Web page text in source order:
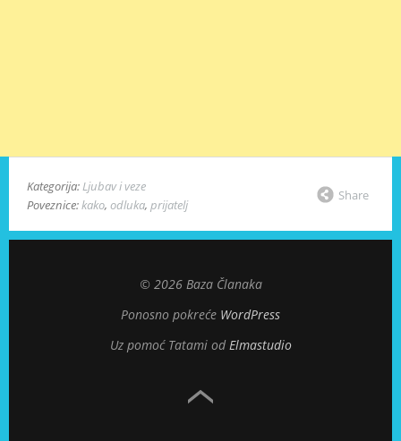
Kategorija:Ljubav i veze
Poveznice:kako, odluka, prijatelj
Share
© 2026 Baza Članaka
Ponosno pokreće WordPress
Uz pomoć Tatami odElmastudio